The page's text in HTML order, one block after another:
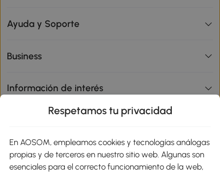
Ayuda y Soporte
Business
Información de interés
Métodos de Pago
Respetamos tu privacidad
En AOSOM, empleamos cookies y tecnologías análogas
propias y de terceros en nuestro sitio web. Algunas son
esenciales para el correcto funcionamiento de la web,